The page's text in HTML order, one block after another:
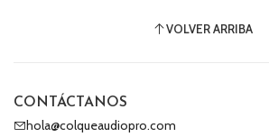
VOLVER ARRIBA
CONTÁCTANOS
hola@colqueaudiopro.com